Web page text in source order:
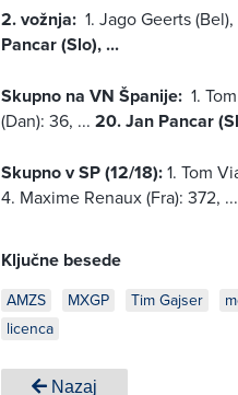
2. vožnja: 1. Jago Geerts
Pancar (Slo), ...
Skupno na VN Španije: 1.
(Dan): 36, ... 20. Jan Pancar
Skupno v SP (12/18):1. Tom
4. Maxime Renaux (Fra): 372, ...
Ključne besede
AMZS MXGP Tim Gajser
licenca
Nazaj